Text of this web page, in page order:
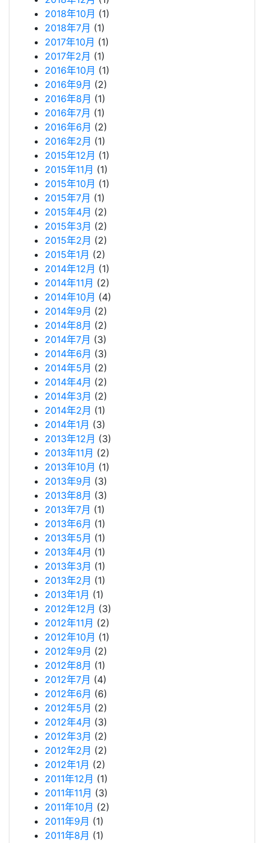
2018年10月 (1)
2018年7月 (1)
2017年10月 (1)
2017年2月 (1)
2016年10月 (1)
2016年9月 (2)
2016年8月 (1)
2016年7月 (1)
2016年6月 (2)
2016年2月 (1)
2015年12月 (1)
2015年11月 (1)
2015年10月 (1)
2015年7月 (1)
2015年4月 (2)
2015年3月 (2)
2015年2月 (2)
2015年1月 (2)
2014年12月 (1)
2014年11月 (2)
2014年10月 (4)
2014年9月 (2)
2014年8月 (2)
2014年7月 (3)
2014年6月 (3)
2014年5月 (2)
2014年4月 (2)
2014年3月 (2)
2014年2月 (1)
2014年1月 (3)
2013年12月 (3)
2013年11月 (2)
2013年10月 (1)
2013年9月 (3)
2013年8月 (3)
2013年7月 (1)
2013年6月 (1)
2013年5月 (1)
2013年4月 (1)
2013年3月 (1)
2013年2月 (1)
2013年1月 (1)
2012年12月 (3)
2012年11月 (2)
2012年10月 (1)
2012年9月 (2)
2012年8月 (1)
2012年7月 (4)
2012年6月 (6)
2012年5月 (2)
2012年4月 (3)
2012年3月 (2)
2012年2月 (2)
2012年1月 (2)
2011年12月 (1)
2011年11月 (3)
2011年10月 (2)
2011年9月 (1)
2011年8月 (1)